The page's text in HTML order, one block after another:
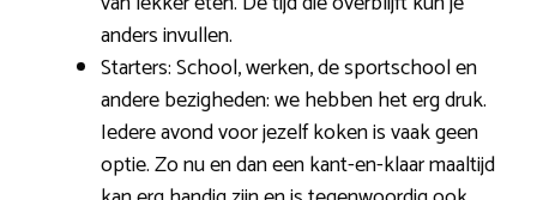
anders invullen.
Starters: School, werken, de sportschool en
andere bezigheden: we hebben het erg druk.
Iedere avond voor jezelf koken is vaak geen
optie. Zo nu en dan een kant-en-klaar maaltijd